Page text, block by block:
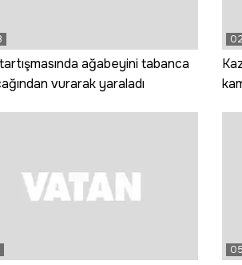
ağabeyini tabanca
vurarak yaraladı